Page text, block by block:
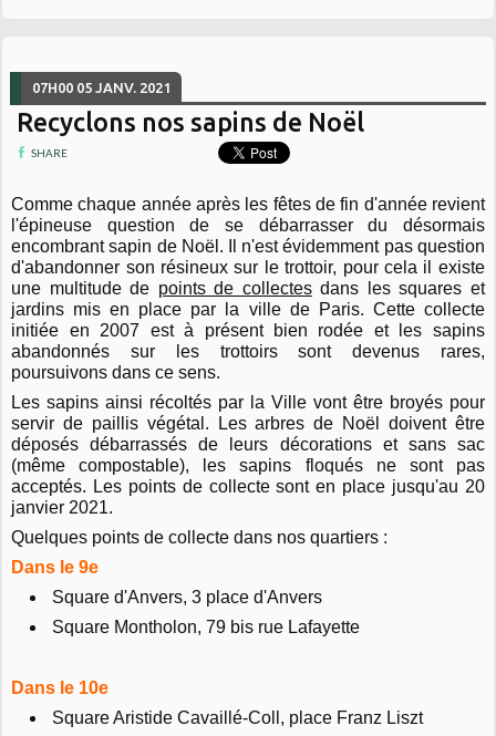
07H00 05 JANV. 2021
Recyclons nos sapins de Noël
SHARE
Comme chaque année après les fêtes de fin d'année revient
l'épineuse question de se débarrasser du désormais
encombrant sapin de Noël. Il n'est évidemment pas question
d'abandonner son résineux sur le trottoir, pour cela il existe
une multitude de points de collectesdans les squares et
jardins mis en place par la ville de Paris. Cette collecte
initiée en 2007 est à présent bien rodée et les sapins
abandonnés sur les trottoirs sont devenus rares,
poursuivons dans ce sens.
Les sapins ainsi récoltés par la Ville vont être broyés pour
servir de paillis végétal. Les arbres de Noël doivent être
déposés débarrassés de leurs décorations et sans sac
(même compostable), les sapins floqués ne sont pas
acceptés. Les points de collecte sont en place jusqu'au 20
janvier 2021.
Quelques points de collecte dans nos quartiers :
Dans le 9e
Square d'Anvers, 3 place d'Anvers
Square Montholon, 79 bis rue Lafayette
Dans le 10e
Square Aristide Cavaillé-Coll, place Franz Liszt